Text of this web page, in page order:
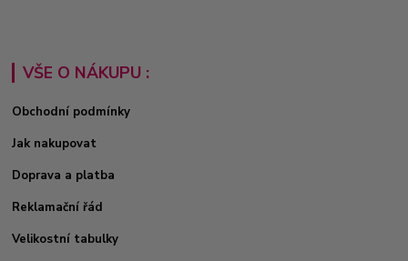
VŠE O NÁKUPU :
Obchodní podmínky
Jak nakupovat
Doprava a platba
Reklamační řád
Velikostní tabulky